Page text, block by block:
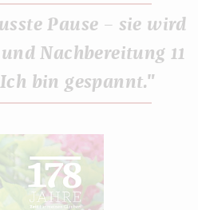
Pause – sie wird
Nachbereitung 11
bin gespannt."